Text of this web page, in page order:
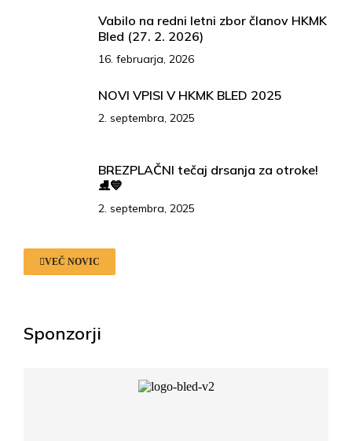
Vabilo na redni letni zbor članov HKMK
Bled (27. 2. 2026)
16. februarja, 2026
NOVI VPISI V HKMK BLED 2025
2. septembra, 2025
BREZPLAČNI tečaj drsanja za otroke!
⛸️💙
2. septembra, 2025
VEČ NOVIC
Sponzorji